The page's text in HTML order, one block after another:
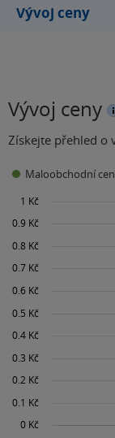
Vývoj ceny
Vývoj ceny
Získejte přehled o
Maloobchodní